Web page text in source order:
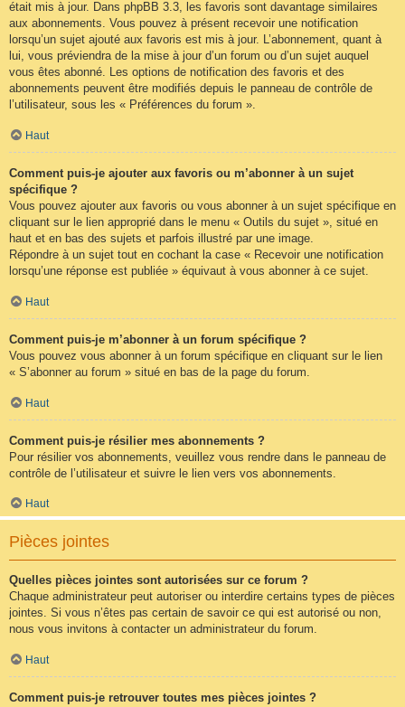
était mis à jour. Dans phpBB 3.3, les favoris sont davantage similaires
aux abonnements. Vous pouvez à présent recevoir une notification
lorsqu’un sujet ajouté aux favoris est mis à jour. L’abonnement, quant à
lui, vous préviendra de la mise à jour d’un forum ou d’un sujet auquel
vous êtes abonné. Les options de notification des favoris et des
abonnements peuvent être modifiés depuis le panneau de contrôle de
l’utilisateur, sous les « Préférences du forum ».
Haut
Comment puis-je ajouter aux favoris ou m’abonner à un sujet
spécifique ?
Vous pouvez ajouter aux favoris ou vous abonner à un sujet spécifique en
cliquant sur le lien approprié dans le menu « Outils du sujet », situé en
haut et en bas des sujets et parfois illustré par une image.
Répondre à un sujet tout en cochant la case « Recevoir une notification
lorsqu’une réponse est publiée » équivaut à vous abonner à ce sujet.
Haut
Comment puis-je m’abonner à un forum spécifique ?
Vous pouvez vous abonner à un forum spécifique en cliquant sur le lien
« S’abonner au forum » situé en bas de la page du forum.
Haut
Comment puis-je résilier mes abonnements ?
Pour résilier vos abonnements, veuillez vous rendre dans le panneau de
contrôle de l’utilisateur et suivre le lien vers vos abonnements.
Haut
Pièces jointes
Quelles pièces jointes sont autorisées sur ce forum ?
Chaque administrateur peut autoriser ou interdire certains types de pièces
jointes. Si vous n’êtes pas certain de savoir ce qui est autorisé ou non,
nous vous invitons à contacter un administrateur du forum.
Haut
Comment puis-je retrouver toutes mes pièces jointes ?